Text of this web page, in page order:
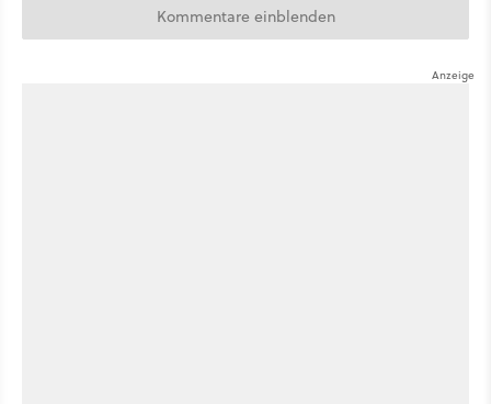
Kommentare einblenden